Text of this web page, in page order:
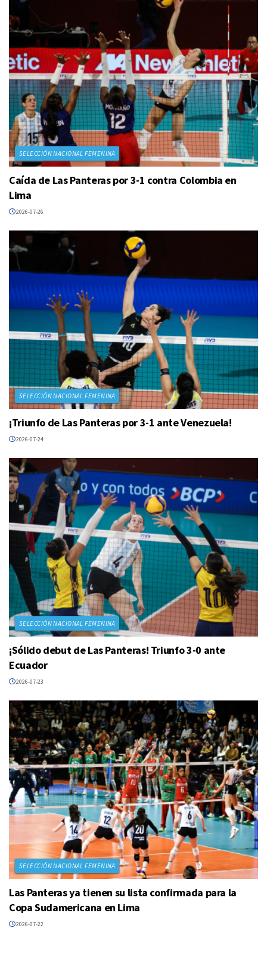
SELECCIÓN NACIONAL FEMENINA
Caída de Las Panteras por 3-1 contra Colombia en
Lima
2026-07-26
SELECCIÓN NACIONAL FEMENINA
¡Triunfo de Las Panteras por 3-1 ante Venezuela!
2026-07-24
SELECCIÓN NACIONAL FEMENINA
¡Sólido debut de Las Panteras! Triunfo 3-0 ante
Ecuador
2026-07-23
SELECCIÓN NACIONAL FEMENINA
Las Panteras ya tienen su lista confirmada para la
Copa Sudamericana en Lima
2026-07-22